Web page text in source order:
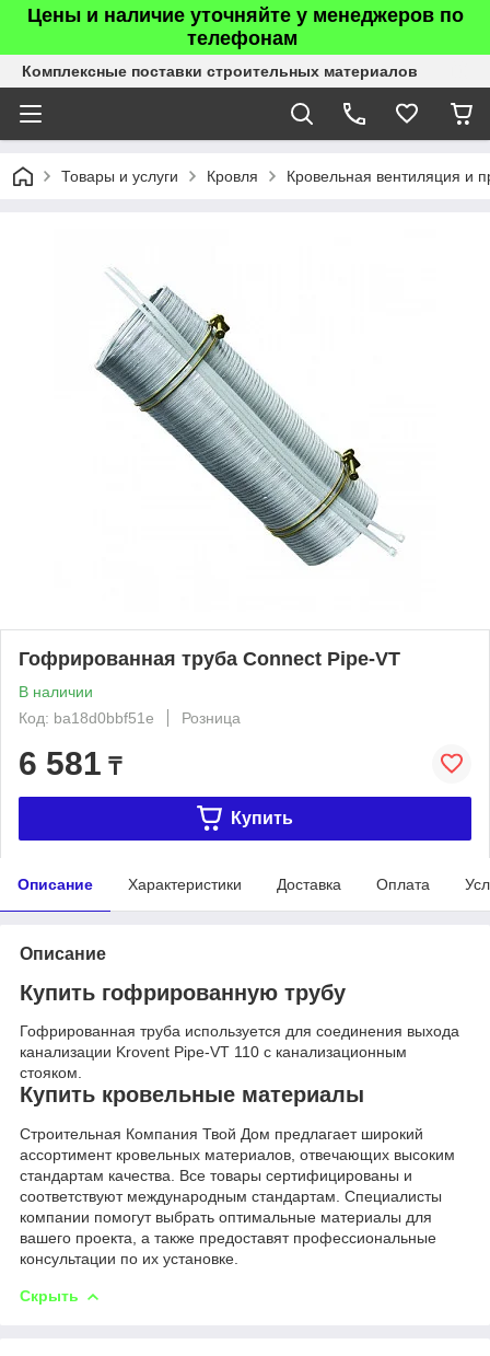
Цены и наличие уточняйте у менеджеров по
телефонам
Комплексные поставки строительных материалов
Товары и услуги Кровля Кровельная вентиляция и
Гофрированная труба Connect Pipe-VT
В наличии
Код: ba18d0bbf51e
Розница
6 581 ₸
Купить
Описание Характеристики Доставка Оплата
Описание
Купить гофрированную трубу
Гофрированная труба используется для соединения выхода
канализации Krovent Pipe-VT 110 с канализационным
стояком.
Купить кровельные материалы
Строительная Компания Твой Дом предлагает широкий
ассортимент кровельных материалов, отвечающих высоким
стандартам качества. Все товары сертифицированы и
соответствуют международным стандартам. Специалисты
компании помогут выбрать оптимальные материалы для
вашего проекта, а также предоставят профессиональные
консультации по их установке.
Скрыть